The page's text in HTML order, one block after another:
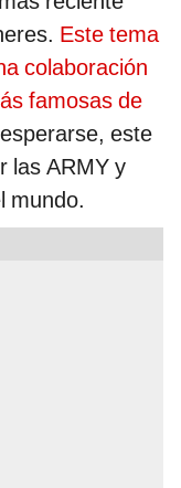
Este tema
colaboración
famosas de
este
las ARMY y
mundo.